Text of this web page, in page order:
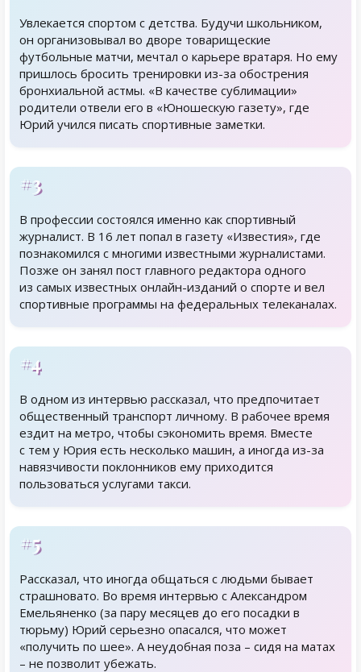
Увлекается спортом с детства. Будучи школьником,
он организовывал во дворе товарищеские
футбольные матчи, мечтал о карьере вратаря. Но ему
пришлось бросить тренировки из-за обострения
бронхиальной астмы. «В качестве сублимации»
родители отвели его в «Юношескую газету», где
Юрий учился писать спортивные заметки.
#3
В профессии состоялся именно как спортивный
журналист. В 16 лет попал в газету «Известия», где
познакомился с многими известными журналистами.
Позже он занял пост главного редактора одного
из самых известных онлайн-изданий о спорте и вел
спортивные программы на федеральных телеканалах.
#4
В одном из интервью рассказал, что предпочитает
общественный транспорт личному. В рабочее время
ездит на метро, чтобы сэкономить время. Вместе
с тем у Юрия есть несколько машин, а иногда из-за
навязчивости поклонников ему приходится
пользоваться услугами такси.
#5
Рассказал, что иногда общаться с людьми бывает
страшновато. Во время интервью с Александром
Емельяненко (за пару месяцев до его посадки в
тюрьму) Юрий серьезно опасался, что может
«получить по шее». А неудобная поза – сидя на матах
– не позволит убежать.